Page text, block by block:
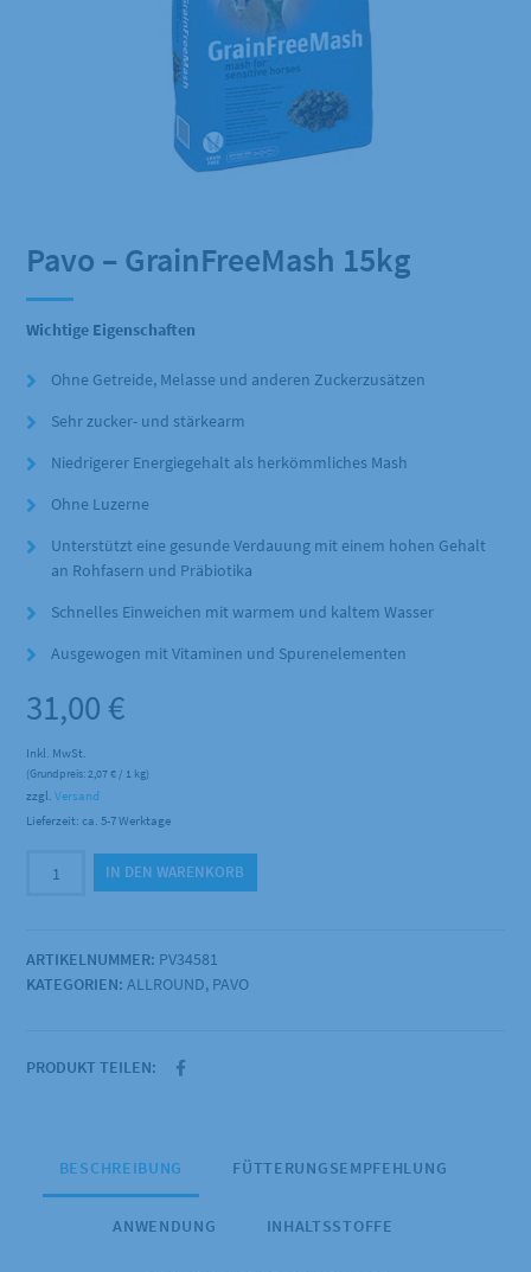
Pavo – GrainFreeMash 15kg
Wichtige Eigenschaften
Ohne Getreide, Melasse und anderen Zuckerzusätzen
Sehr zucker- und stärkearm
Niedrigerer Energiegehalt als herkömmliches Mash
Ohne Luzerne
Unterstützt eine gesunde Verdauung mit einem hohen Gehalt
an Rohfasern und Präbiotika
Schnelles Einweichen mit warmem und kaltem Wasser
Ausgewogen mit Vitaminen und Spurenelementen
31,00 €
Inkl. MwSt.
(Grundpreis:2,07 € / 1 kg)
zzgl.Versand
Lieferzeit: ca. 5-7 Werktage
Menge
IN DEN WARENKORB
ARTIKELNUMMER: PV34581
KATEGORIEN: ALLROUND, PAVO
PRODUKT TEILEN:
BESCHREIBUNG FÜTTERUNGSEMPFEHLUNG
ANWENDUNG INHALTSSTOFFE